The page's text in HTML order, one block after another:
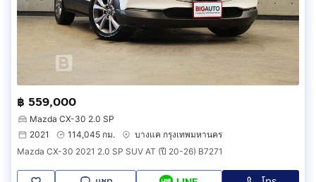
฿ 559,000
Mazda CX-30 2.0 SP
2021
114,045 กม.
บางแค กรุงเทพมหานคร
Mazda CX-30 2021 2.0 SP SUV AT (ปี 20-26) B7271